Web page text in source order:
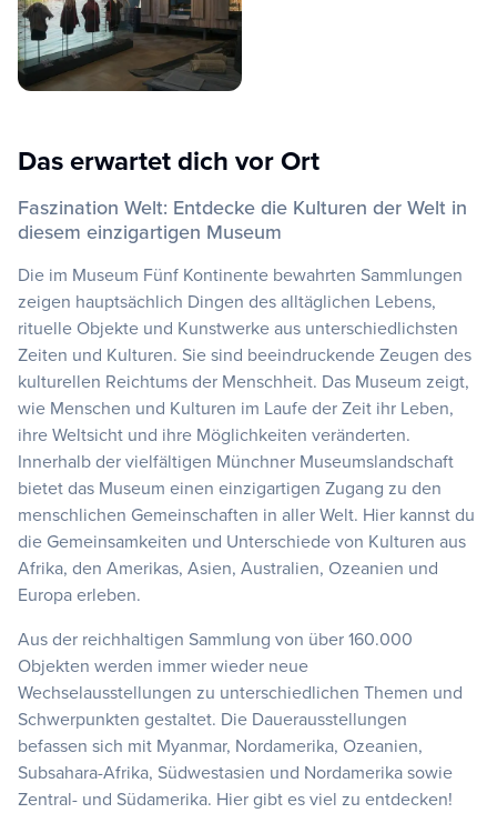
Das erwartet dich vor Ort
Faszination Welt: Entdecke die Kulturen der Welt in
diesem einzigartigen Museum
Die im Museum Fünf Kontinente bewahrten Sammlungen
zeigen hauptsächlich Dingen des alltäglichen Lebens,
rituelle Objekte und Kunstwerke aus unterschiedlichsten
Zeiten und Kulturen. Sie sind beeindruckende Zeugen des
kulturellen Reichtums der Menschheit. Das Museum zeigt,
wie Menschen und Kulturen im Laufe der Zeit ihr Leben,
ihre Weltsicht und ihre Möglichkeiten veränderten.
Innerhalb der vielfältigen Münchner Museumslandschaft
bietet das Museum einen einzigartigen Zugang zu den
menschlichen Gemeinschaften in aller Welt. Hier kannst du
die Gemeinsamkeiten und Unterschiede von Kulturen aus
Afrika, den Amerikas, Asien, Australien, Ozeanien und
Europa erleben.
Aus der reichhaltigen Sammlung von über 160.000
Objekten werden immer wieder neue
Wechselausstellungen zu unterschiedlichen Themen und
Schwerpunkten gestaltet. Die Dauerausstellungen
befassen sich mit Myanmar, Nordamerika, Ozeanien,
Subsahara-Afrika, Südwestasien und Nordamerika sowie
Zentral- und Südamerika. Hier gibt es viel zu entdecken!